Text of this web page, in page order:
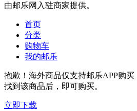
由邮乐网入驻商家提供。
首页
分类
购物车
我的邮乐
抱歉！海外商品仅支持邮乐APP购
找到该商品后，即可购买。
立即下载